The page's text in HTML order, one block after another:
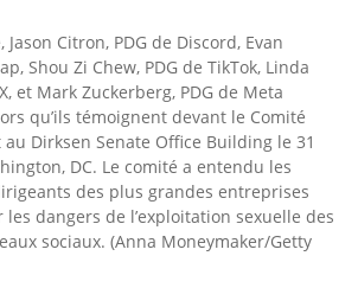
Citron, PDG de Discord, Evan
Shou Zi Chew, PDG de TikTok, Linda
et Mark Zuckerberg, PDG de Meta
qu’ils témoignent devant le Comité
Dirksen Senate Office Building le 31
DC. Le comité a entendu les
des plus grandes entreprises
dangers de l’exploitation sexuelle des
sociaux. (Anna Moneymaker/Getty